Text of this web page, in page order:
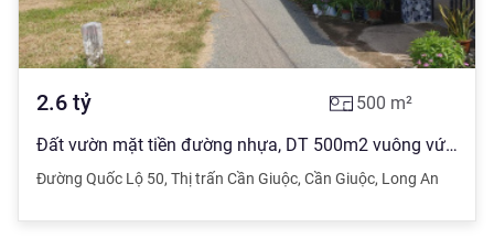
2.6 tỷ 500 m²
Đất vườn mặt tiền đường nhựa, DT 500m2 vuông vức, cao ráo, hàng rào bao quanh, cách Ql50 chỉ 800m
Đường Quốc Lộ 50, Thị trấn Cần Giuộc, Cần Giuộc, Long An